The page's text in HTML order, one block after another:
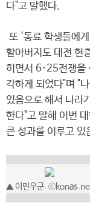
다"고 말했다.
또 '동료 학생들에
할아버지도 대전 현
히면서 6·25전쟁을
각하게 되었다"며 "
있음으로 해서 나라
한다"고 말해 이번
큰 성과를 이루고 있
▲ 이민우군.